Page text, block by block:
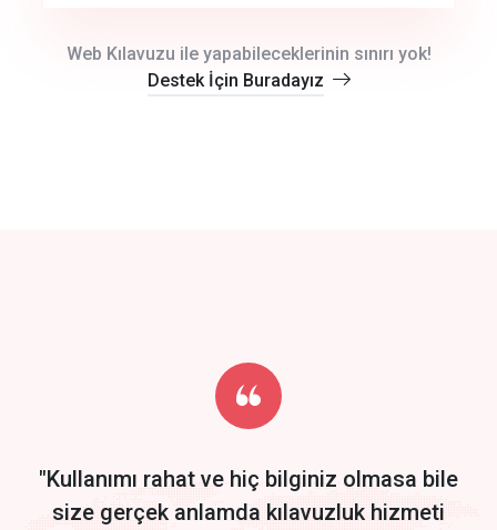
Start by trying our service for 30 days free trial no credit card
required.
Web Kılavuzu ile yapabileceklerinin sınırı yok!
Destek İçin Buradayız
"Kullanımı rahat ve hiç bilginiz olmasa bile
size gerçek anlamda kılavuzluk hizmeti